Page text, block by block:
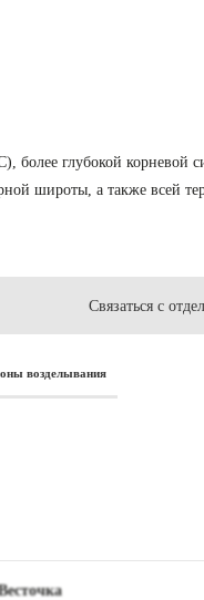
более глубокой
широты, а также всей
Связаться с
возделывания